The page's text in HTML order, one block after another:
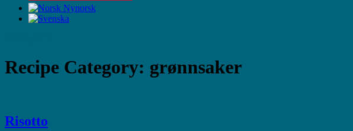
Recipe Category: grønnsaker
Risotto